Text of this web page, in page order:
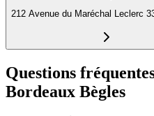
212 Avenue du Maréchal Leclerc
Questions
Bordeaux Bègles